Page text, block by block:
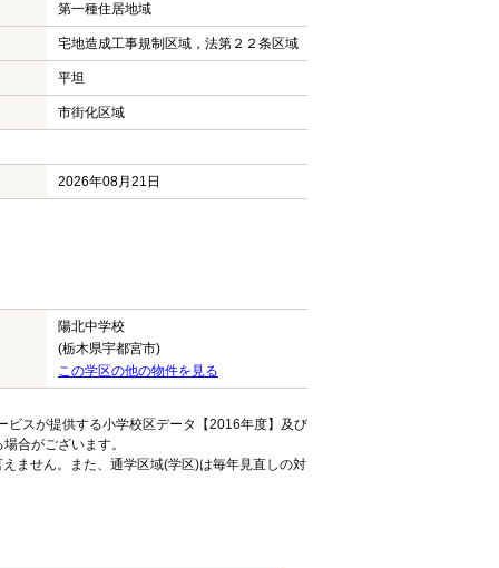
第一種住居地域
宅地造成工事規制区域，法第２２条区域
平坦
市街化区域
2026年08月21日
陽北中学校
(栃木県宇都宮市)
この学区の他の物件を見る
ビスが提供する小学校区データ【2016年度】及び
合がございます。
ません。また、通学区域(学区)は毎年見直しの対